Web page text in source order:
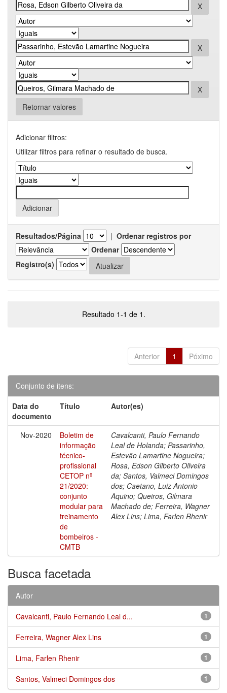
Retornar valores
Adicionar filtros:
Utilizar filtros para refinar o resultado de busca.
Resultados/Página | Ordenar registros por
Ordenar
Registro(s)
Resultado 1-1 de 1.
Anterior 1 Póximo
Conjunto de itens:
Data do
documento
Título Autor(es)
Nov-2020
Boletim de
informação
técnico-
profissional
CETOP nº
21/2020:
conjunto
modular para
treinamento
de
bombeiros -
CMTB
Cavalcanti, Paulo Fernando
Leal de Holanda; Passarinho,
Estevão Lamartine Nogueira;
Rosa, Edson Gilberto Oliveira
da; Santos, Valmeci Domingos
dos; Caetano, Luiz Antonio
Aquino; Queiros, Gilmara
Machado de; Ferreira, Wagner
Alex Lins; Lima, Farlen Rhenir
Busca facetada
Autor
1
Cavalcanti, Paulo Fernando Leal d...
1
Ferreira, Wagner Alex Lins
1
Lima, Farlen Rhenir
1
Santos, Valmeci Domingos dos